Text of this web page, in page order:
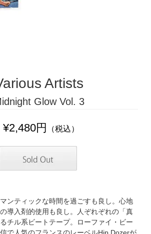
Artists
Glow Vol. 3
¥2,480円 （税込）
ンティックな時間を過ごすも良し。心地
導入剤的使用も良し。人ぞれぞれの「真
チル系ビートテープ。ローファイ・ビー